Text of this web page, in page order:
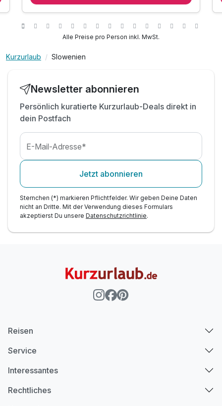
inkl. Nutzung des Wellnessbereiches "Lotus"
inkl. Eintritt ins Hit Casino Fontana
inkl. Bademantel & -tuch
inkl. Wassergymnastik & Aqua-Aerobic
inkl. Parken
inkl. W-LAN
Alle Preise pro Person inkl. MwSt.
Kurzurlaub Slowenien
Newsletter abonnieren
Persönlich kuratierte Kurzurlaub-Deals direkt in
dein Postfach
E-Mail-Adresse*
Jetzt abonnieren
Sternchen (*) markieren Pflichtfelder. Wir geben Deine Daten
nicht an Dritte. Mit der Verwendung dieses Formulars
akzeptierst Du unsere Datenschutzrichtlinie.
Reisen
Service
Interessantes
Rechtliches